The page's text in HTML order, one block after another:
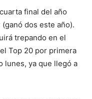
final del año
dos este año).
trepando en el
Top 20 por primera
lunes, ya que llegó a